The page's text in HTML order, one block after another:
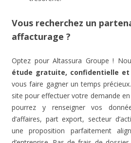
Vous recherchez un
affacturage ?
Optez pour Altassura Groupe !
étude gratuite, confidentielle et
vous faire gagner un temps
site pour effectuer votre demande
pourrez y renseigner vos
d’affaires, part export, secteur
une proposition parfaitement